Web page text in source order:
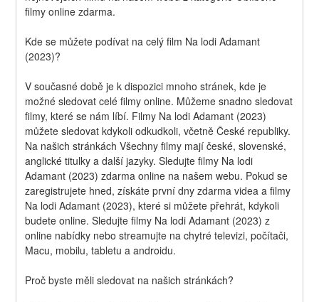
filmy online zdarma.
Kde se můžete podívat na celý film Na lodi Adamant
(2023)?
V současné době je k dispozici mnoho stránek, kde je
možné sledovat celé filmy online. Můžeme snadno sledovat
filmy, které se nám líbí. Filmy Na lodi Adamant (2023)
můžete sledovat kdykoli odkudkoli, včetně České republiky.
Na našich stránkách Všechny filmy mají české, slovenské,
anglické titulky a další jazyky. Sledujte filmy Na lodi
Adamant (2023) zdarma online na našem webu. Pokud se
zaregistrujete hned, získáte první dny zdarma videa a filmy
Na lodi Adamant (2023), které si můžete přehrát, kdykoli
budete online. Sledujte filmy Na lodi Adamant (2023) z
online nabídky nebo streamujte na chytré televizi, počítači,
Macu, mobilu, tabletu a androidu.
Proč byste měli sledovat na našich stránkách?